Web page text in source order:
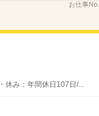
お仕事No.
休み：年間休日107日/...